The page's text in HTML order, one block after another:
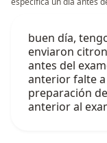
buen día,
enviaron
antes del
anterior falte
preparación
anterior al